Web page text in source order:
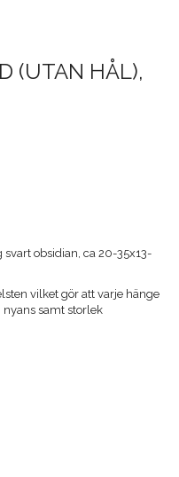
(UTAN HÅL),
obsidian, ca 20-35x13-
vilket gör att varje hänge
samt storlek